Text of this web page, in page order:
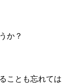
か？
ことも忘れては